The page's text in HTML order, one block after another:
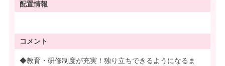
配置情報
コメント
◆教育・研修制度が充実！独り立ちできるようになるま